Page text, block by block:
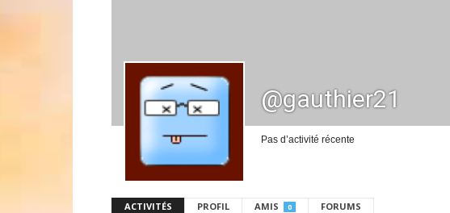
@gauthier21
Pas d’activité récente
ACTIVITÉS PROFIL AMIS 0 FORUMS